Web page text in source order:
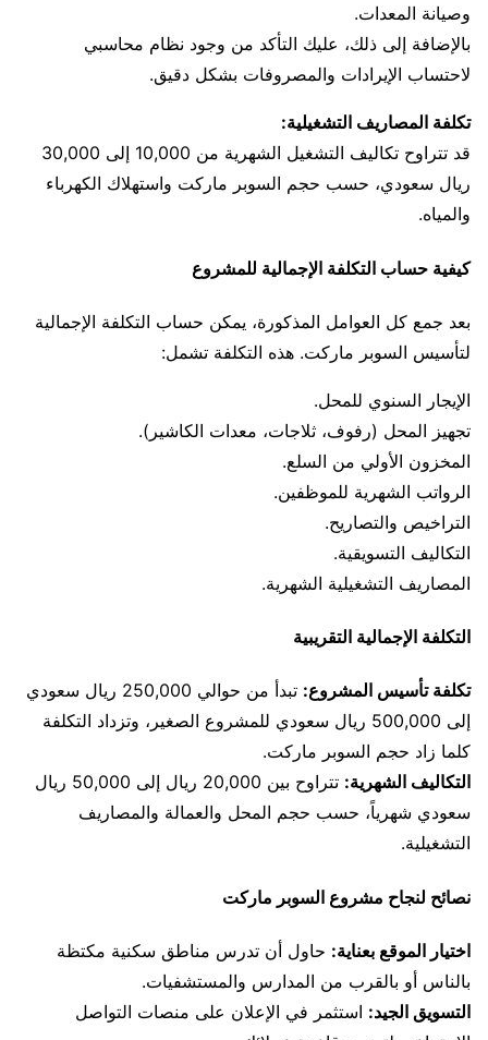
وصيانة المعدات.
بالإضافة إلى ذلك، عليك التأكد من وجود نظام محاسبي
لاحتساب الإيرادات والمصروفات بشكل دقيق.
تكلفة المصاريف التشغيلية:
قد تتراوح تكاليف التشغيل الشهرية من 10,000 إلى 30,000
ريال سعودي، حسب حجم السوبر ماركت واستهلاك الكهرباء
والمياه.
كيفية حساب التكلفة الإجمالية للمشروع
بعد جمع كل العوامل المذكورة، يمكن حساب التكلفة الإجمالية
لتأسيس السوبر ماركت. هذه التكلفة تشمل:
الإيجار السنوي للمحل.
تجهيز المحل (رفوف، ثلاجات، معدات الكاشير).
المخزون الأولي من السلع.
الرواتب الشهرية للموظفين.
التراخيص والتصاريح.
التكاليف التسويقية.
المصاريف التشغيلية الشهرية.
التكلفة الإجمالية التقريبية
تكلفة تأسيس المشروع:
تبدأ من حوالي 250,000 ريال سعودي
إلى 500,000 ريال سعودي للمشروع الصغير، وتزداد التكلفة
كلما زاد حجم السوبر ماركت.
التكاليف الشهرية:
تتراوح بين 20,000 ريال إلى 50,000 ريال
سعودي شهرياً، حسب حجم المحل والعمالة والمصاريف
التشغيلية.
نصائح لنجاح مشروع السوبر ماركت
اختيار الموقع بعناية: حاول أن تدرس مناطق سكنية مكتظة
بالناس أو بالقرب من المدارس والمستشفيات.
التسويق الجيد: استثمر في الإعلان على منصات التواصل